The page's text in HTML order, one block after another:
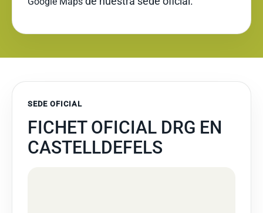
SEDE OFICIAL
FICHET OFICIAL DRG EN
CASTELLDEFELS